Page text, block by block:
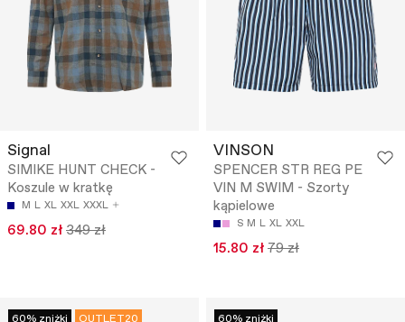
Signal
SIMIKE HUNT CHECK -
Koszule w kratkę
M L XL XXL XXXL
69.80 zł 349 zł
VINSON
SPENCER STR REG PE
VIN M SWIM - Szorty
kąpielowe
S M L XL XXL
15.80 zł 79 zł
60% zniżki OUTLET20 60% zniżki